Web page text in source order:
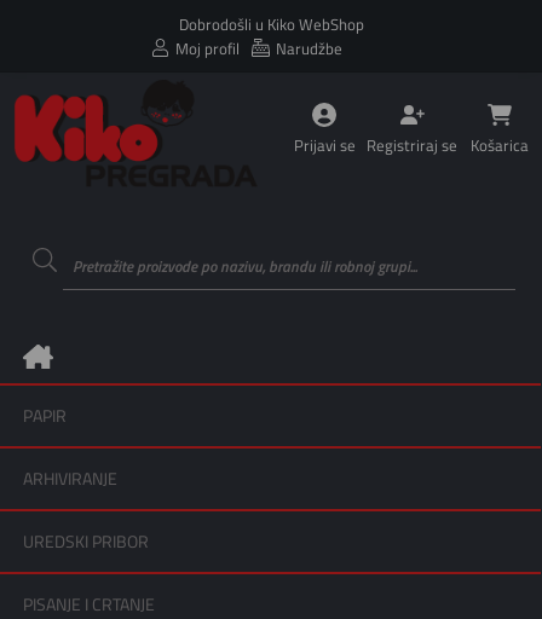
Dobrodošli u Kiko WebShop
Moj profil
Narudžbe
Prijavi se Registriraj se Košarica
PAPIR
ARHIVIRANJE
UREDSKI PRIBOR
PISANJE I CRTANJE